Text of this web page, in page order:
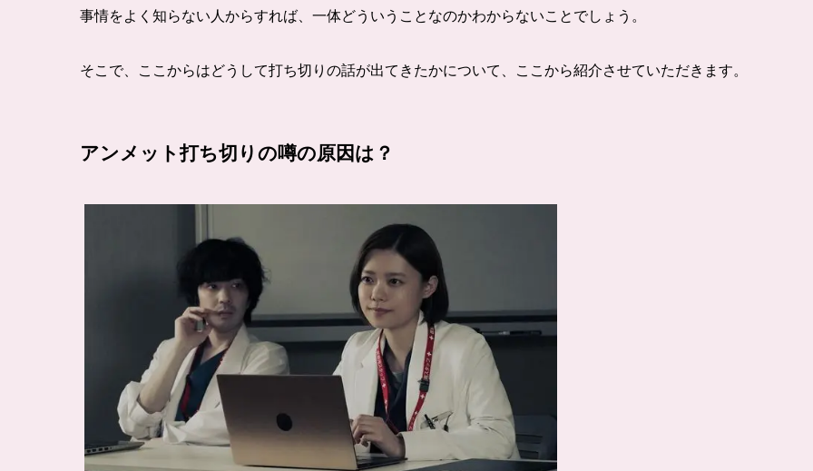
事情をよく知らない人からすれば、一体どういうことなのかわからないことでしょう。
そこで、ここからはどうして打ち切りの話が出てきたかについて、ここから紹介させていただきます。
アンメット打ち切りの噂の原因は？